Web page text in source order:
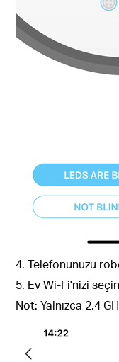
4. Telefonunuzu
5. Ev Wi-Fi'nizi
Not: Yalnızca 2,4